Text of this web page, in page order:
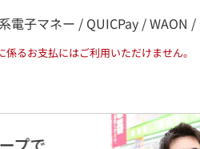
電子マネー / QUICPay /
るお支払にはご利用いただけません。